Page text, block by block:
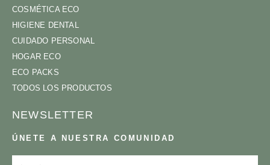
COSMÉTICA ECO
HIGIENE DENTAL
CUIDADO PERSONAL
HOGAR ECO
ECO PACKS
TODOS LOS PRODUCTOS
NEWSLETTER
ÚNETE A NUESTRA COMUNIDAD